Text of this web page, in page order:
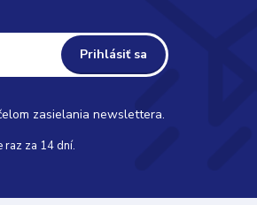
Prihlásiť sa
zasielania newslettera.
raz za 14 dní.